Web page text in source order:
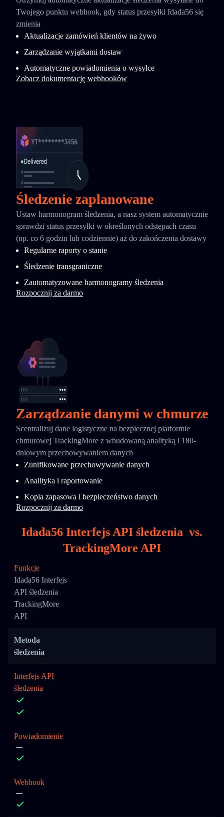
Twojego punktu webhook, gdy status przesyłki Idada56 się
zmienia
Aktualizacje zamówień klientów na żywo
Zarządzanie wyjątkami dostaw
Automatyczne powiadomienia o wysyłce
Zobacz dokumentację webhooków
Śledzenie zaplanowane
Ustaw harmonogram śledzenia, a nasz system automatycznie
sprawdzi status przesyłki w określonych odstępach czasu
(np. co 6 godzin lub codziennie) aż do zakończenia dostawy
Regularne raporty o stanie
Śledzenie transgraniczne
Zautomatyzowane harmonogramy śledzenia
Rozpocznij za darmo
Zarządzanie danymi w chmurze
Scentralizuj dane logistyczne na bezpiecznej platformie
chmurowej TrackingMore z wbudowaną analityką i 180-
dniowym przechowywaniem danych
Zunifikowane przechowywanie danych
Analityka i raportowanie
Kopia zapasowa i bezpieczeństwo danych
Rozpocznij za darmo
Idada56 Interfejs API śledzenia vs.
TrackingMore API
Funkcje
Idada56 Interfejs
API śledzenia
TrackingMore
API
Metoda
śledzenia
Interfejs API
śledzenia
Powiadomienie
Webhook